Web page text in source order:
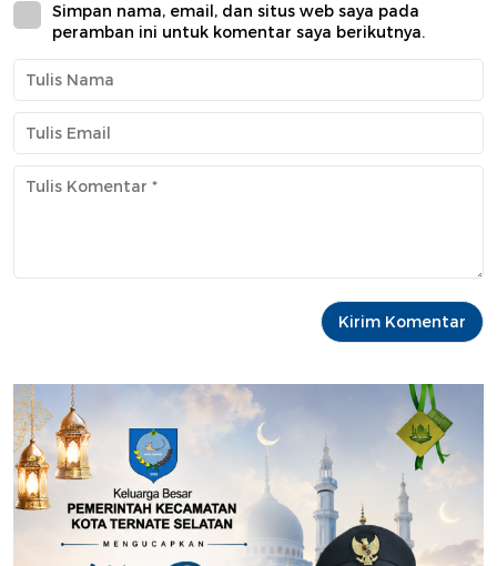
Simpan nama, email, dan situs web saya pada
peramban ini untuk komentar saya berikutnya.